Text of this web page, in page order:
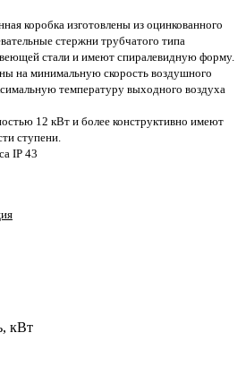
коробка изготовлены из оцинкованного
стержни трубчатого типа
стали и имеют спиралевидную форму.
на минимальную скорость воздушного
температуру выходного воздуха
12 кВт и более конструктивно имеют
ступени.
IP 43
кВт